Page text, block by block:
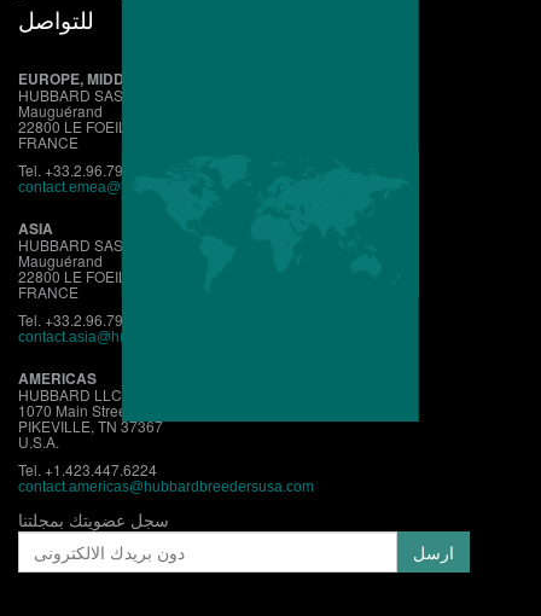
للتواصل
EUROPE, MIDDLE EAST, AFRICA
HUBBARD SAS
Mauguérand
22800 LE FOEIL - QUINTIN
FRANCE
Tel. +33.2.96.79.63.70
contact.emea@hubbardbreeders.com
ASIA
HUBBARD SAS
Mauguérand
22800 LE FOEIL - QUINTIN
FRANCE
Tel. +33.2.96.79.63.70
contact.asia@hubbardbreeders.com
AMERICAS
HUBBARD LLC
1070 Main Street
PIKEVILLE, TN 37367
U.S.A.
Tel. +1.423.447.6224
contact.americas@hubbardbreedersusa.com
سجل عضويتك بمجلتنا